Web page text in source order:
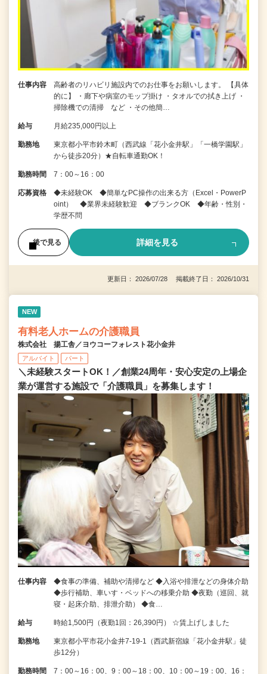
仕事内容
高齢者のリハビリ施設内でのお仕事をお願いします。 【具体
的に】 ・廊下や病室のモップ掛け ・タオルでの拭き上げ ・
掃除機での清掃 など ・その他簡…
給与 月給235,000円以上
勤務地
東京都小平市鈴木町（西武線「花小金井駅」「一橋学園駅」
から徒歩20分）★自転車通勤OK！
勤務時間 7：00～16：00
応募資格
◆未経験OK ◆簡単なPC操作の出来る方（Excel・PowerP
oint） ◆業界未経験歓迎 ◆ブランクOK ◆年齢・性別・
学歴不問
後で見る 詳細を見る
更新日： 2026/07/28 掲載終了日： 2026/10/31
NEW
有料老人ホームの介護職員
株式会社 揚工舎／ヨウコーフォレスト花小金井
アルバイト パート
＼未経験スタートOK！／創業24周年・安心安定の上場企
業が運営する施設で「介護職員」を募集します！
仕事内容
◆食事の準備、補助や清掃など ◆入浴や排泄などの身体介助
◆歩行補助、車いす・ベッドへの移乗介助 ◆夜勤（巡回、就
寝・起床介助、排泄介助） ◆食…
給与 時給1,500円（夜勤1回：26,390円） ☆賃上げしました
勤務地
東京都小平市花小金井7‐19‐1（西武新宿線「花小金井駅」徒
歩12分）
勤務時間 7：00～16：00、9：00～18：00、10：00～19：00、16：